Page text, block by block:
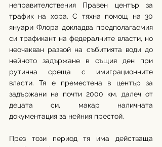
неправителствения Правен център за
трафик на хора. С тяхна помощ на 30
януари Флора докладва предполагаемия
си трафикант на федералните власти, но
неочакван развой на събитията води до
нейното задържане в същия ден при
рутинна среща с имиграционните
власти. Тя е преместена в център за
задържани на почти 2000 км. далеч от
децата си, макар наличната
документация за нейния престой.
През този период тя има действаща